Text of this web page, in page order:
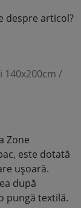
despre articol?
140x200cm /
Zone
este dotată
ușoară.
după
pungă textilă.